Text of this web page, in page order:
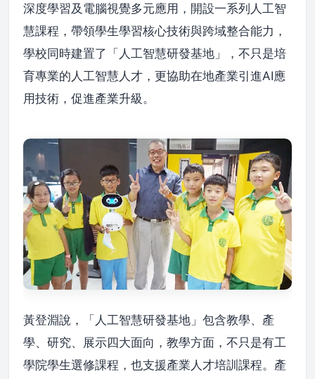
深度學習及電腦視覺多元應用，開設一系列人工智
慧課程，帶領學生學習核心技術與跨域整合能力，
學校同時建置了「人工智慧研發基地」，不只是培
育專業的人工智慧人才，更協助在地產業引進AI應
用技術，促進產業升級。
黃登淵說，「人工智慧研發基地」包含教學、產
學、研究、展示四大面向，教學方面，不只是有工
學院學生選修課程，也支援產業人才培訓課程。產